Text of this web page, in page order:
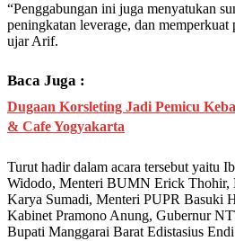
“Penggabungan ini juga menyatukan
peningkatan leverage, dan memperkuat
ujar Arif.
Baca Juga :
Dugaan Korsleting Jadi Pemicu
& Cafe Yogyakarta
Turut hadir dalam acara tersebut yaitu
Widodo, Menteri BUMN Erick Thohir,
Karya Sumadi, Menteri PUPR Basuki
Kabinet Pramono Anung, Gubernur
Bupati Manggarai Barat Edistasius